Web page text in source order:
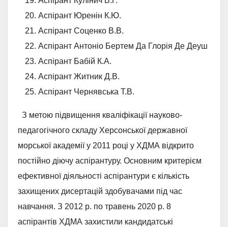
Аспірант Юренін К.Ю.
Аспірант Соценко В.В.
Аспірант Антоніо Бертем Да Глорія Де Деуш
Аспірант Бабій К.А.
Аспірант Житник Д.В.
Аспірант Чернявська Т.В.
З метою підвищення кваліфікації науково-
педагогічного складу Херсонської державної
морської академії у 2011 році у ХДМА відкрито
постійно діючу аспірантуру. Основним критерієм
ефективної діяльності аспірантури є кількість
захищених дисертацій здобувачами під час
навчання. З 2012 р. по травень 2020 р. 8
аспірантів ХДМА захистили кандидатські